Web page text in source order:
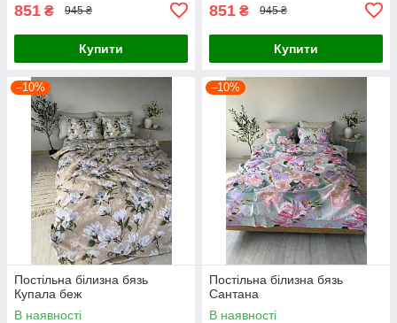
851 ₴ 945 ₴
Купити
851 ₴ 945 ₴
Купити
–10%
Постільна білизна бязь
Купала беж
В наявності
–10%
Постільна білизна бязь
Сантана
В наявності